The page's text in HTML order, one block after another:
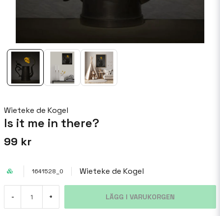
Wieteke de Kogel
Is it me in there?
99 kr
1641528_0 Wieteke de Kogel
- + LÄGG I VARUKORGEN